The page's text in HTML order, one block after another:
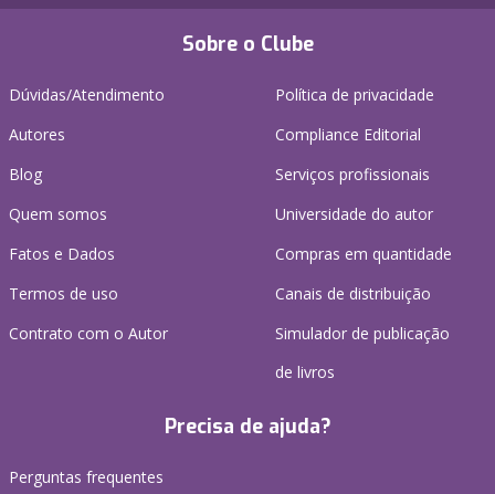
Sobre o Clube
Dúvidas/Atendimento
Autores
Blog
Quem somos
Fatos e Dados
Termos de uso
Contrato com o Autor
Política de privacidade
Compliance Editorial
Serviços profissionais
Universidade do autor
Compras em quantidade
Canais de distribuição
Simulador de publicação
de livros
Precisa de ajuda?
Perguntas frequentes